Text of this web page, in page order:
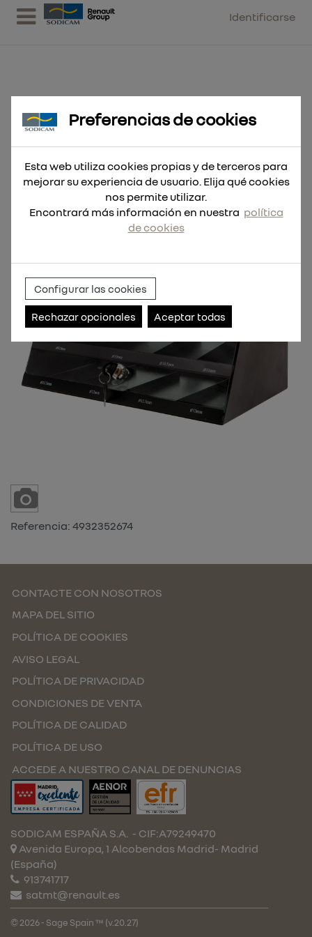
Identificarse
Expositor de mostrador metálico
de 345piezas
Referencia: 4932352674
CONTACTE CON NOSOTROS
MAPA DEL SITIO
POLÍTICA DE COOKIES
AVISO LEGAL
POLÍTICA DE PRIVACIDAD
CONDICIONES DE VENTA
POLÍTICA DE CALIDAD
POLÍTICA DE USO
ACCEDE A NUESTRO CANAL DE DENUNCIAS
SODICAM ESPAÑA S.A. - CIF:A79249470
Avenida Europa, 1 Alcobendas Madrid- Madrid
(España)
913741717
satmt@renault.es
© 2026 - Sage Spain ™ (v.20.27)
Preferencias de cookies
Esta web utiliza cookies propias y de terceros para
mejorar su experiencia de usuario. Elija qué cookies
nos permite utilizar.
Encontrará más información en nuestra política
de cookies
Configurar las cookies
Rechazar opcionales Aceptar todas